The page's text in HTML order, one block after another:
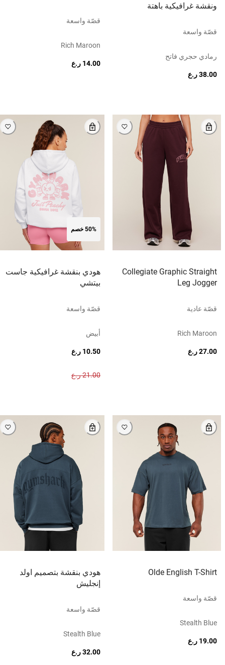
ونقشة غرافيكية باهتة
قصّة واسعة
رمادي حجري فاتح
38.00 ر.ع
قصّة واسعة
Rich Maroon
14.00 ر.ع
Collegiate Graphic Straight
Leg Jogger
قصّة عادية
Rich Maroon
27.00 ر.ع
50% خصم
هودي بنقشة غرافيكية جاست
بيتشي
قصّة واسعة
أبيض
10.50 ر.ع
21.00 ر.ع
Olde English T-Shirt
قصّة واسعة
Stealth Blue
19.00 ر.ع
هودي بنقشة بتصميم اولد
إنجليش
قصّة واسعة
Stealth Blue
32.00 ر.ع